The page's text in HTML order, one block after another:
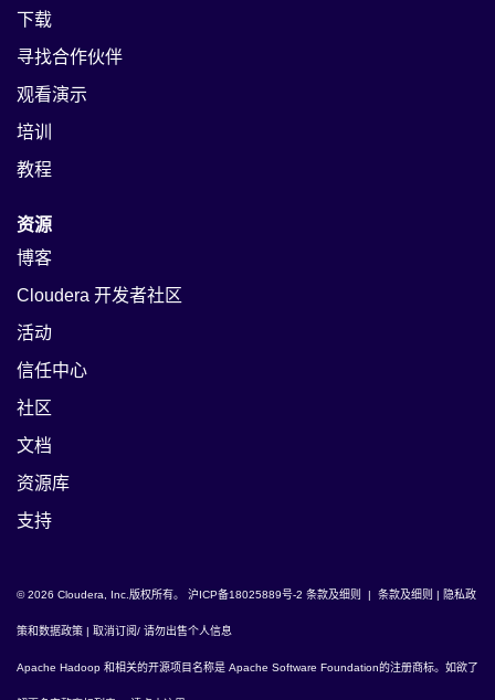
下载
寻找合作伙伴
观看演示
培训
教程
资源
博客
Cloudera 开发者社区
活动
信任中心
社区
文档
资源库
支持
© 2026 Cloudera, Inc.版权所有。 沪ICP备18025889号-2 条款及细则 条款及细则 隐私政
策和数据政策 取消订阅/ 请勿出售个人信息
Apache Hadoop 和相关的开源项目名称是 Apache Software Foundation的注册商标。如欲了